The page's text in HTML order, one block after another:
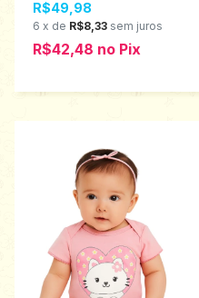
R$49,98
6 x de R$8,33 sem juros
R$42,48 no Pix